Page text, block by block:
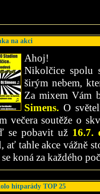
na akci
Ahoj!
Nikolčice spolu
širým nebem,
Za mixem Vám
Simens. O
večera soutěže o
se pobavit už 16.7.
ať tahle akce vážně
koná za každého
hitparády TOP 25